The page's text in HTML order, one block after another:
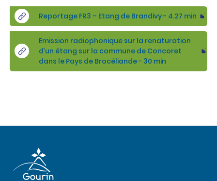
Reportage FR3 – Etang de Brandivy - 4.27 min
Emission radiophonique sur la renaturation
d’un étang sur la commune de Concoret
dans le Pays de Brocéliande - 30 min